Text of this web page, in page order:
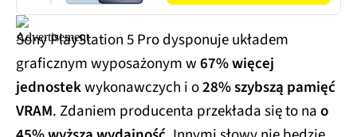
Sony PlayStation 5 Pro dysponuje układem
graficznym wyposażonym w67% więcej
jednostekwykonawczych i o28% szybszą pamięć
VRAM. Zdaniem producenta przekłada się to nao